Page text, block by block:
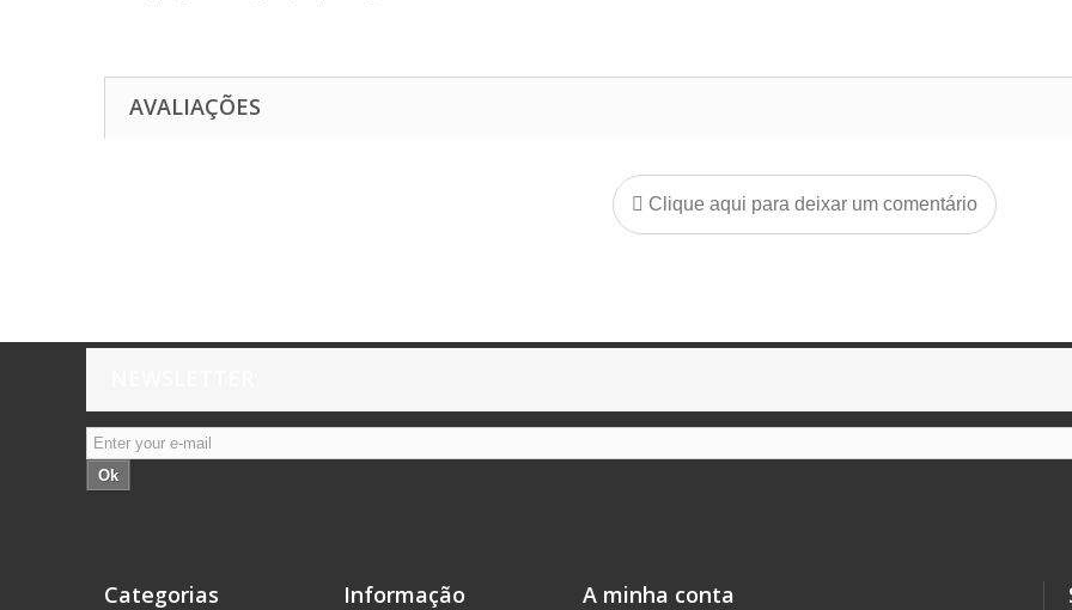
AVALIAÇÕES
Clique aqui para deixar um comentário
Ok
Categorias Informação A minha conta